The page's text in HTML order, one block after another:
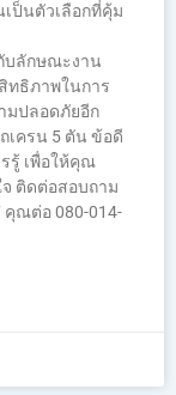
ป็นตัวเลือกที่คุ้ม
บลักษณะงาน
ทธิภาพในการ
มปลอดภัยอีก
เครน 5 ตัน ข้อดี
รู้ เพื่อให้คุณ
ติดต่อสอบถาม
คุณต่อ 080-014-